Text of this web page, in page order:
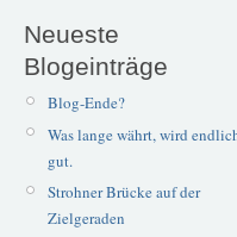
Neueste
Blogeinträge
Blog-Ende?
Was lange währt, wird
gut.
Strohner Brücke auf der
Zielgeraden